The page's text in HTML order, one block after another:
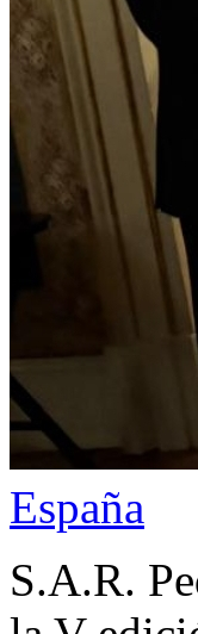
España
S.A.R.